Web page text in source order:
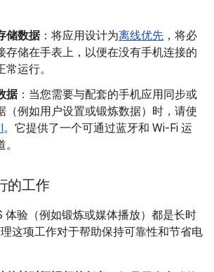
储数据：将应用设计为离线优先 ，将必
存储在手表上，以便在没有手机连接的
运行。
据：当您需要与配套的手机应用同步或
（例如用户设置或锻炼数据）时，请使
。它提供了一个可通过蓝牙和 Wi-Fi 运
的工作
体验（例如锻炼或媒体播放）都是长时
这项工作对于帮助保持可靠性和节省电